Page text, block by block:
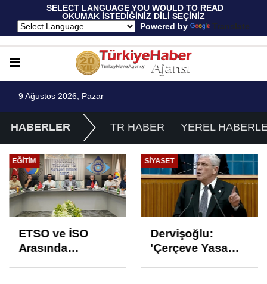
SELECT LANGUAGE YOU WOULD TO READ
OKUMAK İSTEDİĞİNİZ DİLİ SEÇİNİZ
Powered by
Translate
9 Ağustos 2026, Pazar
HABERLER TR HABER YEREL
EĞITIM
ETSO ve İSO
Arasında
SIYASET
Dervişoğlu:
'Çerçeve Yasa